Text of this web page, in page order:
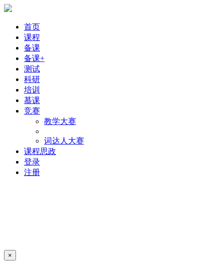
首页
课程
备课
备课+
测试
科研
培训
慕课
竞赛
教学大赛
词达人大赛
课程思政
登录
注册
×